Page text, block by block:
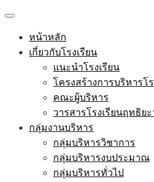
Skip
contentหน้าหลัก
เกี่ยวกับโรงเรียน
แนะนำโรงเรียน
โครงสร้างการบริหารโ
คณะผู้บริหาร
วารสารโรงเรียนฤทธิย
กลุ่มงานบริหาร
กลุ่มบริหารวิชาการ
กลุ่มบริหารงบประมาณ
กลุ่มบริหารทั่วไป